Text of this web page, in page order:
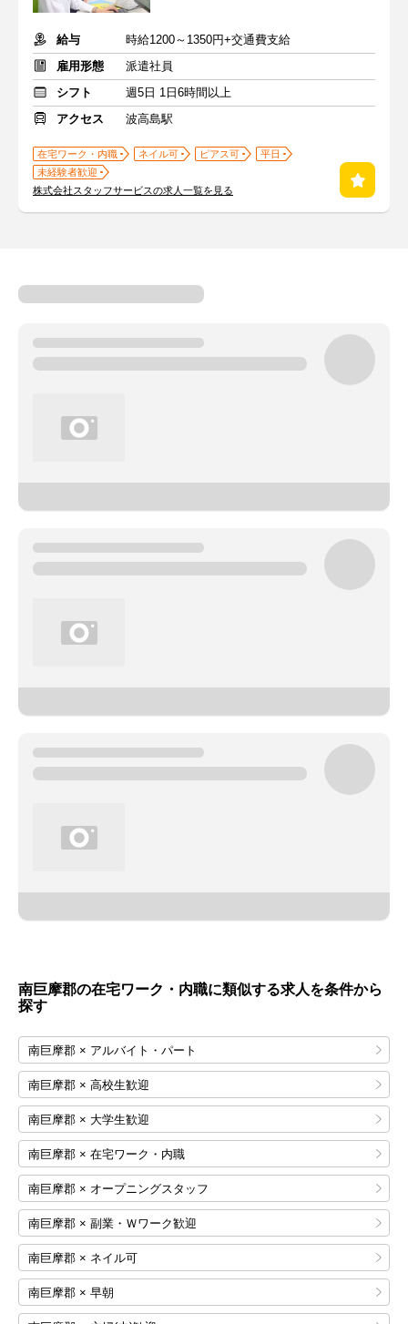
給与
時給1200～1350円+交通費支給
雇用形態
派遣社員
シフト
週5日 1日6時間以上
アクセス
波高島駅
在宅ワーク・内職 ネイル可 ピアス可
平日
未経験者歓迎
株式会社スタッフサービスの求人一覧を見る
南巨摩郡の在宅ワーク・内職に類似する求人を条件から
探す
南巨摩郡 × アルバイト・パート
南巨摩郡 × 高校生歓迎
南巨摩郡 × 大学生歓迎
南巨摩郡 × 在宅ワーク・内職
南巨摩郡 × オープニングスタッフ
南巨摩郡 × 副業・Ｗワーク歓迎
南巨摩郡 × ネイル可
南巨摩郡 × 早朝